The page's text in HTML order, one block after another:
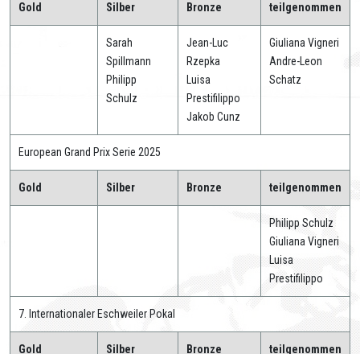
Gold Silber Bronze teilgenommen
Sarah
Spillmann
Philipp
Schulz
Jean-Luc
Rzepka
Luisa
Prestifilippo
Jakob Cunz
Giuliana Vigneri
Andre-Leon
Schatz
European Grand Prix Serie 2025
Gold Silber Bronze teilgenommen
Philipp Schulz
Giuliana Vigneri
Luisa
Prestifilippo
7. Internationaler Eschweiler Pokal
Gold Silber Bronze teilgenommen